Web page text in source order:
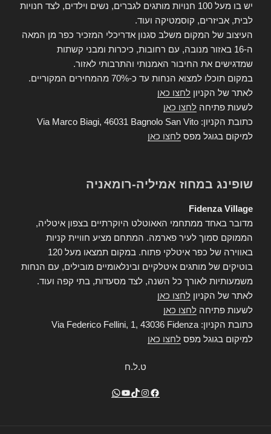
יש בו מעל 100 חנויות מותגים לגברים, נשים וילדים, לצד חנויות
לבית, אביזרים, קוסמטיקה ועוד.
העיצוב של המקום משלב סגנון אדריכלי המזכיר כפר מן המאה
ה-16 באזור מנובה, עם רחובות, כיכרות ומבני קשתות
שמדגישים את החיבור האמנותי והתרבותי לאזור.
במקום תוכלו למצוא הנחות עד כ-70% מהמחירים המקוריים.
לאתר של הקניון לחצו כאן
לשעות פתיחה לחצו כאן
כתובת הקניון: Via Marco Biagi, 46031 Bagnolo San Vito
למיקום בגוגל מפס לחצו כאן
שופינג במחוז אמיליה-רומאניה
Fidenza Village
מדובר באחד ממתחמי האאוטלט היוקרתיים בצפון איטליה,
הממוקם סמוך לעיר פארמה. המתחם מציע חוויית קניות
באווירה של כפר איטלקי פתוח. במקום תמצאו מעל 120
בוטיקים של מותגים איטלקיים ובינלאומיים מובילים, עם הנחות
משמעותיות לאורך כל השנה, לצד מסעדות, בתי קפה ועוד.
לאתר של הקניון לחצו כאן
לשעות פתיחה לחצו כאן
כתובת הקניון: Via Federico Fellini, 1, 43036 Fidenza
למיקום בגוגל מפס לחצו כאן
ט.ל.ח